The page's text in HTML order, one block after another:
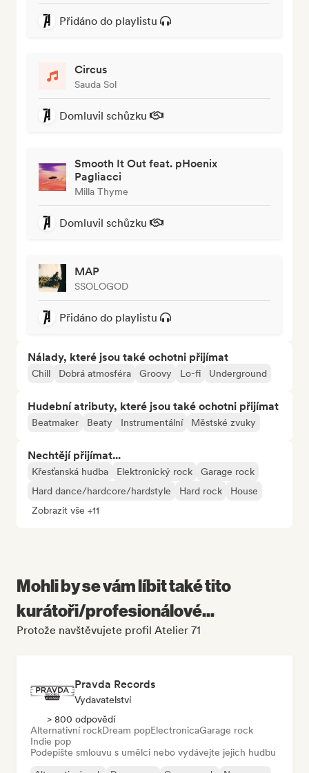
Přidáno do playlistu
Circus
Sauda Sol
Domluvil schůzku
Smooth It Out feat. pHoenix
Pagliacci
Milla Thyme
Domluvil schůzku
MAP
SSOLOGOD
Přidáno do playlistu
Nálady, které jsou také ochotni přijímat
Chill Dobrá atmosféra Groovy Lo-fi Underground
Hudební atributy, které jsou také ochotni přijímat
Beatmaker Beaty Instrumentální Městské zvuky
Nechtějí přijímat...
Křesťanská hudba Elektronický rock
Garage rock
Hard dance/hardcore/hardstyle
Hard rock
House
Zobrazit vše +11
Mohli by se vám líbit také tito
kurátoři/profesionálové...
Protože navštěvujete profil Atelier 71
Pravda Records
Vydavatelství
> 800 odpovědí
Alternativní rockDream popElectronicaGarage rock
Indie pop
Podepište smlouvu s umělci nebo vydávejte jejich hudbu